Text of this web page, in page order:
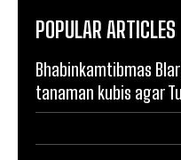
POPULAR ARTICLES
Bhabinkamtibmas
tanaman kubis agar